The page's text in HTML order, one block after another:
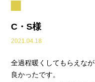
C・S様
2021.04.18
全過程暖くしてもらえな
良かったです。